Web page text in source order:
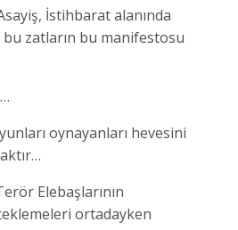
İstihbarat alanında
bu zatların bu manifestosu
oynayanları hevesini
Elebaşlarının
ortadayken